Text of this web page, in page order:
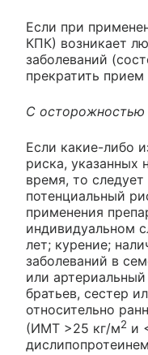
Если при
КПК) возникает
заболеваний
прекратить прием
С осторожностью
Если какие-либо
риска,
время, то
потенциальный
применения
индивидуальном
лет; курение;
заболеваний в
или
братьев, сестер
относительно
(ИМТ >25 кг/м2 и